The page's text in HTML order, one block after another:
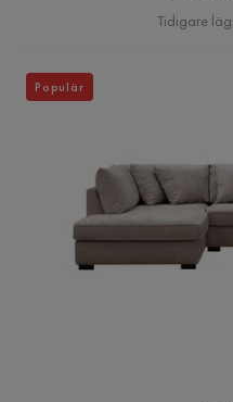
Tidigare
Populär